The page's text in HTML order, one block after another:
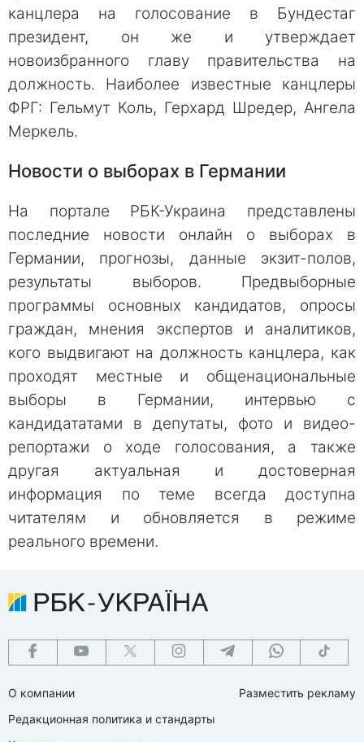
канцлера на голосование в Бундестаг
президент, он же и утверждает
новоизбранного главу правительства на
должность. Наиболее известные канцлеры
ФРГ: Гельмут Коль, Герхард Шредер, Ангела
Меркель.
Новости о выборах в Германии
На портале РБК-Украина представлены
последние новости онлайн о выборах в
Германии, прогнозы, данные экзит-полов,
результаты выборов. Предвыборные
программы основных кандидатов, опросы
граждан, мнения экспертов и аналитиков,
кого выдвигают на должность канцлера, как
проходят местные и общенациональные
выборы в Германии, интервью с
кандидататами в депутаты, фото и видео-
репортажи о ходе голосования, а также
другая актуальная и достоверная
информация по теме всегда доступна
читателям и обновляется в режиме
реального времени.
О компании
Редакционная политика и стандарты
Разместить рекламу